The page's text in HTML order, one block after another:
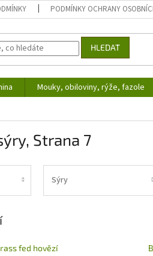
PODMÍNKY OCHRANY
HLEDAT
Mouky, obiloviny, rýže, fazole
, Strana 7
Sýry
fed hovězí